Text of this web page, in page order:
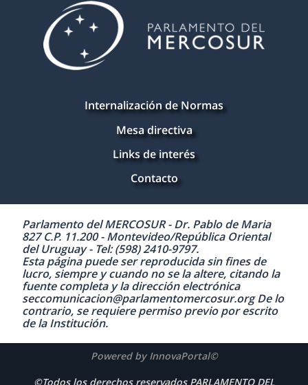
Internalización de Normas
Mesa directiva
Links de interés
Contacto
Parlamento del MERCOSUR - Dr. Pablo de Maria
827 C.P. 11.200 - Montevideo/República Oriental
del Uruguay - Tel: (598) 2410-9797.
Esta página puede ser reproducida sin fines de
lucro, siempre y cuando no se la altere, citando la
fuente completa y la dirección electrónica
seccomunicacion@parlamentomercosur.org De lo
contrario, se requiere permiso previo por escrito
de la Institución.
Powered by InnovaPortal©
©Todos los derechos reservados PARLAMENTO DEL